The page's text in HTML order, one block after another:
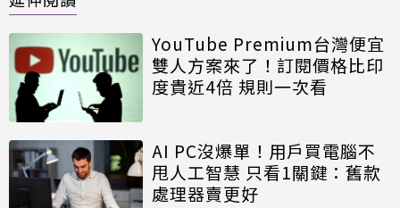
YouTube Premium台灣便宜
雙人方案來了！訂閱價格比印
度貴近4倍 規則一次看
AI PC沒爆單！用戶買電腦不
甩人工智慧 只看1關鍵：舊款
處理器賣更好